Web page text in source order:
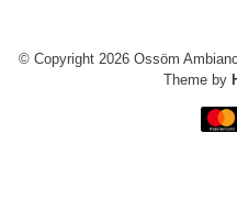
© Copyright 2026 Ossöm
Theme by